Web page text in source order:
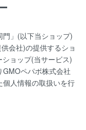
門」(以下当ショップ)
会社)の提供するショ
ショップ(当サービス)
ペパボ株式会社
個人情報の取扱いを行